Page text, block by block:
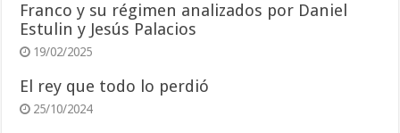
Franco y su régimen analizados por Daniel
Estulin y Jesús Palacios
19/02/2025
El rey que todo lo perdió
25/10/2024